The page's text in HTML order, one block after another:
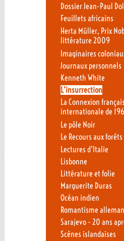
Dossier Jean-Paul
Feuillets africains
Herta Müller, Prix
littérature 2009
Imaginaires
Journaux personnels
Kenneth White
L’insurrection
La Connexion
internationale de
Le pôle Noir
Le Recours aux forêts
Lectures d’Italie
Lisbonne
Littérature et folie
Marguerite Duras
Océan indien
Romantisme
Sarajevo - 20 ans
Scènes islandaises